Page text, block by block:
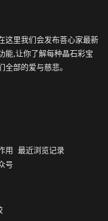
这里我们会发布菩心家最新
能,让你了解每种晶石彩宝
部的爱与慈悲。
用
最近浏览记录
号